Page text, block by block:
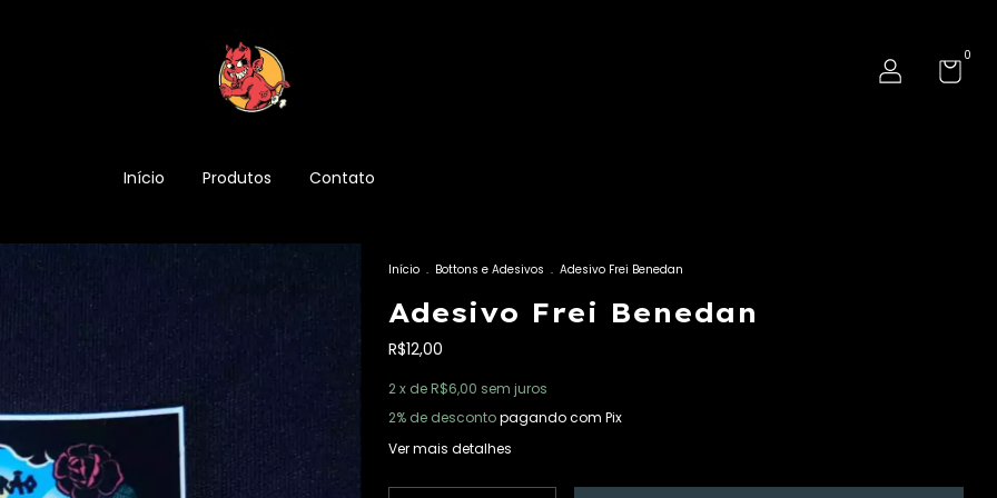
0
Início Produtos Contato
Início . Bottons e Adesivos . Adesivo Frei Benedan
Adesivo Frei Benedan
R$12,00
2 x deR$6,00 sem juros
2% de descontopagando com Pix
Ver mais detalhes